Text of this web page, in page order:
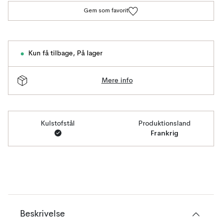
Gem som favorit
Kun få tilbage, På lager
Mere info
Kulstofstål Produktionsland
Frankrig
Beskrivelse